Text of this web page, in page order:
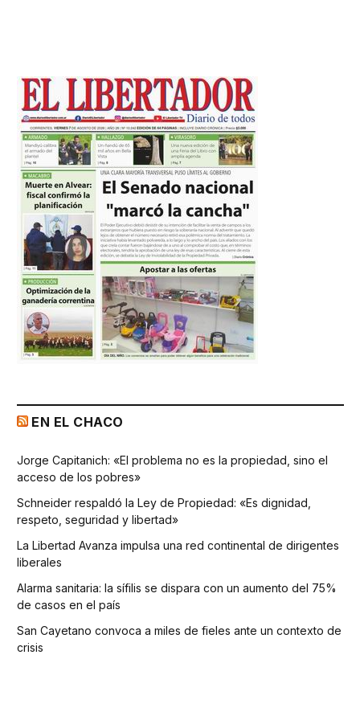
EN EL CHACO
Jorge Capitanich: «El problema no es la propiedad, sino el
acceso de los pobres»
Schneider respaldó la Ley de Propiedad: «Es dignidad,
respeto, seguridad y libertad»
La Libertad Avanza impulsa una red continental de dirigentes
liberales
Alarma sanitaria: la sífilis se dispara con un aumento del 75%
de casos en el país
San Cayetano convoca a miles de fieles ante un contexto de
crisis